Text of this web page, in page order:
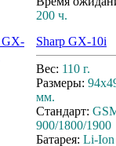
200 ч.
Sharp GX-10i
Вес: 110 г.
Размеры:
мм.
Стандарт:
900/1800/1900
Батарея: Li-Ion